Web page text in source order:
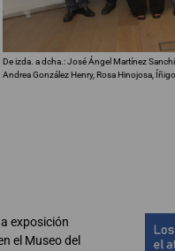
De izda. a dcha.: José Ángel Martínez
Andrea González Henry, Rosa Hinojosa,
exposición
el Museo del